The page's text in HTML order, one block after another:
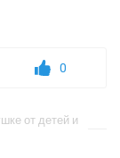
0
от детей и